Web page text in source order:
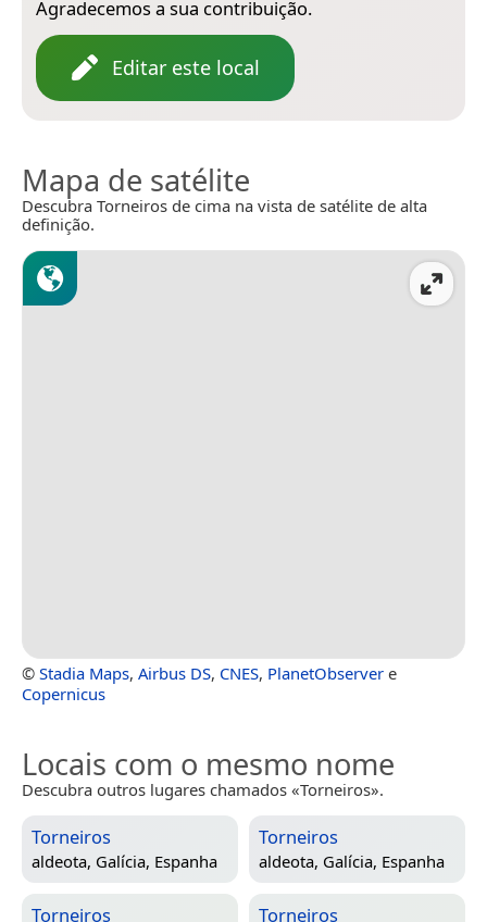
Agradecemos a sua contribuição.
Editar este local
Mapa de satélite
Descubra Torneiros de cima na vista de satélite de alta
definição.
© Stadia Maps, Airbus DS, CNES, PlanetObserver e
Copernicus
Locais com o mesmo nome
Descubra outros lugares chamados «Torneiros».
Torneiros
aldeota, Galícia, Espanha
Torneiros
aldeota, Galícia, Espanha
Torneiros Torneiros